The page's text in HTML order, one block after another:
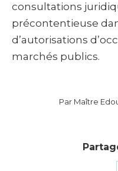
consultations
précontentieuse
d’autorisations
marchés publics.
Par Maître